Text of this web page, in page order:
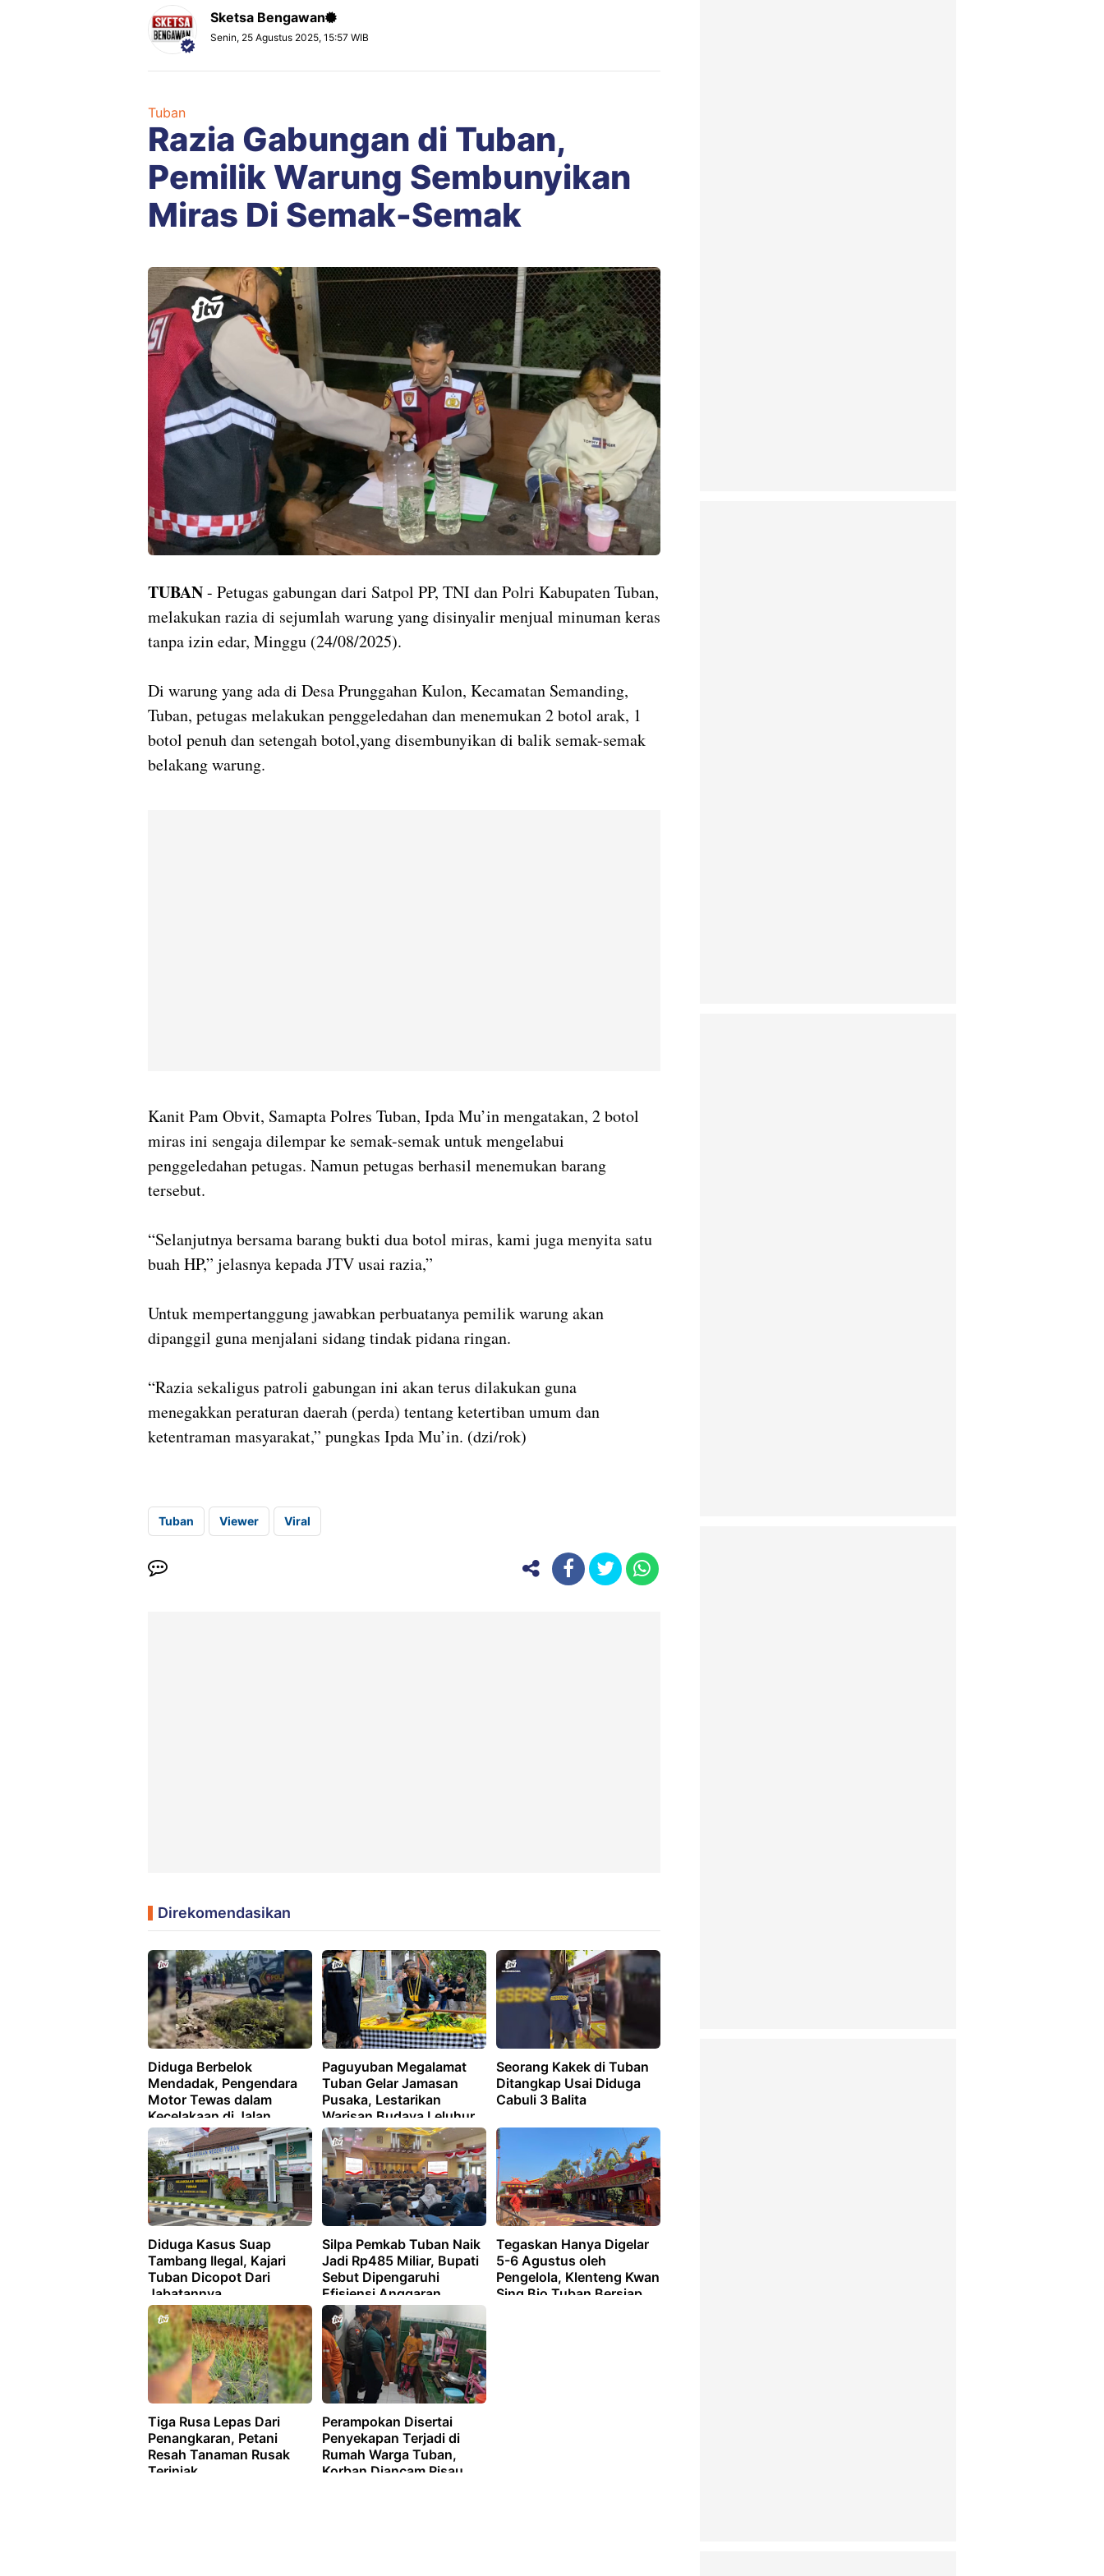
Sketsa Bengawan
Senin, 25 Agustus 2025, 15:57 WIB
Tuban
Razia Gabungan di Tuban,
Pemilik Warung Sembunyikan
Miras Di Semak-Semak
TUBAN- Petugas gabungan dari Satpol PP, TNI dan Polri Kabupaten Tuban,
melakukan razia di sejumlah warung yang disinyalir menjual minuman keras
tanpa izin edar, Minggu (24/08/2025).
Di warung yang ada di Desa Prunggahan Kulon, Kecamatan Semanding,
Tuban, petugas melakukan penggeledahan dan menemukan 2 botol arak, 1
botol penuh dan setengah botol,yang disembunyikan di balik semak-semak
belakang warung.
Kanit Pam Obvit, Samapta Polres Tuban, Ipda Mu’in mengatakan, 2 botol
miras ini sengaja dilempar ke semak-semak untuk mengelabui
penggeledahan petugas. Namun petugas berhasil menemukan barang
tersebut.
“Selanjutnya bersama barang bukti dua botol miras, kami juga menyita satu
buah HP,” jelasnya kepada JTV usai razia,”
Untuk mempertanggung jawabkan perbuatanya pemilik warung akan
dipanggil guna menjalani sidang tindak pidana ringan.
“Razia sekaligus patroli gabungan ini akan terus dilakukan guna
menegakkan peraturan daerah (perda) tentang ketertiban umum dan
ketentraman masyarakat,” pungkas Ipda Mu’in. (dzi/rok)
Tuban Viewer Viral
Direkomendasikan
Diduga Berbelok
Mendadak, Pengendara
Motor Tewas dalam
Kecelakaan di Jalan
Tuban–Widang
Paguyuban Megalamat
Tuban Gelar Jamasan
Pusaka, Lestarikan
Warisan Budaya Leluhur
Seorang Kakek di Tuban
Ditangkap Usai Diduga
Cabuli 3 Balita
Diduga Kasus Suap
Tambang Ilegal, Kajari
Tuban Dicopot Dari
Jabatannya
Silpa Pemkab Tuban Naik
Jadi Rp485 Miliar, Bupati
Sebut Dipengaruhi
Efisiensi Anggaran
Tegaskan Hanya Digelar
5-6 Agustus oleh
Pengelola, Klenteng Kwan
Sing Bio Tuban Bersiap
Tiga Rusa Lepas Dari
Penangkaran, Petani
Resah Tanaman Rusak
Terinjak
Perampokan Disertai
Penyekapan Terjadi di
Rumah Warga Tuban,
Korban Diancam Pisau